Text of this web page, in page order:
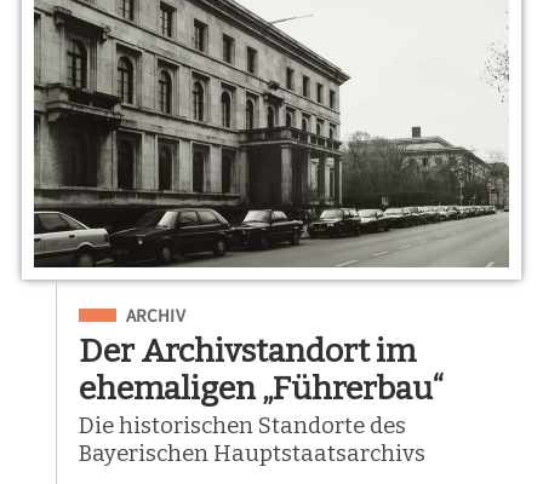
Eingeordnet unter
ARCHIV
Der Archivstandort im
ehemaligen „Führerbau“
Die historischen Standorte des
Bayerischen Hauptstaatsarchivs